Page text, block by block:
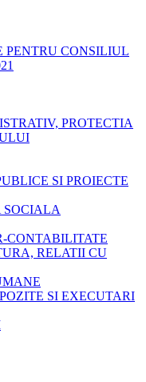
PENTRU CONSILIUL
PROTECTIA
SI PROIECTE
SOCIALA
CONTABILITATE
RELATII CU
SI EXECUTARI